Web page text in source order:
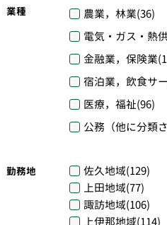
業種 農業，林業(36)
電気・ガス・熱
金融業，保険業
宿泊業，飲食サ
医療，福祉(96)
公務（他に分類
勤務地 佐久地域(129)
上田地域(77)
諏訪地域(106)
上伊那地域(114)